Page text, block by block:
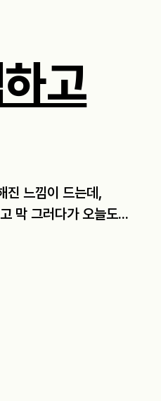
고
진 느낌이 드는데,
막 그러다가 오늘도...